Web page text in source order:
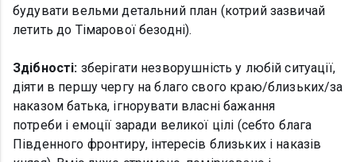
будувати вельми детальний план (котрий зазвичай
летить до Тімарової безодні).
Здібності: зберігати незворушність у любій ситуації,
діяти в першу чергу на благо свого краю/близьких/за
наказом батька, ігнорувати власні бажання
потреби і емоції заради великої цілі (себто блага
Південного фронтиру, інтересів близьких і наказів